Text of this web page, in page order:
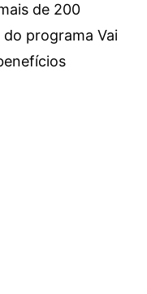
de 200
programa Vai